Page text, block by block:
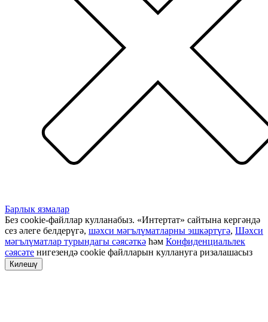
Барлык язмалар
Без cookie-файллар кулланабыз. «Интертат» сайтына кергәндә
сез әлеге белдерүгә, шәхси мәгълүматларны эшкәртүгә, Шәхси
мәгълүматлар турындагы сәясәткә һәм Конфиденциальлек
сәясәте нигезендә cookie файлларын куллануга ризалашасыз
Килешү